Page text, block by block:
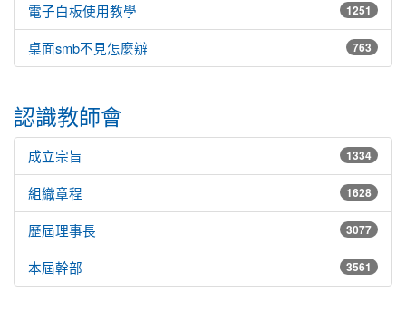
1251
電子白板使用教學
763
桌面smb不見怎麼辦
認識教師會
1334
成立宗旨
1628
組織章程
3077
歷屆理事長
3561
本屆幹部